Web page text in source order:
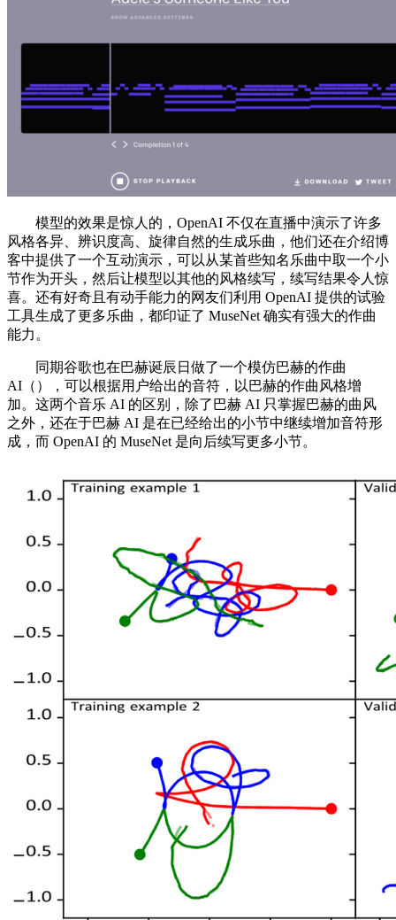
模型的效果是惊人的，OpenAI 不仅在直播中演示了许多
风格各异、辨识度高、旋律自然的生成乐曲，他们还在介绍博
客中提供了一个互动演示，可以从某首些知名乐曲中取一个小
节作为开头，然后让模型以其他的风格续写，续写结果令人惊
喜。还有好奇且有动手能力的网友们利用 OpenAI 提供的试验
工具生成了更多乐曲，都印证了 MuseNet 确实有强大的作曲
能力。
同期谷歌也在巴赫诞辰日做了一个模仿巴赫的作曲
AI（），可以根据用户给出的音符，以巴赫的作曲风格增
加。这两个音乐 AI 的区别，除了巴赫 AI 只掌握巴赫的曲风
之外，还在于巴赫 AI 是在已经给出的小节中继续增加音符形
成，而 OpenAI 的 MuseNet 是向后续写更多小节。